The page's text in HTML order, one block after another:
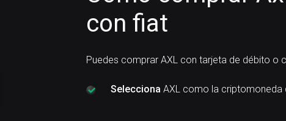
con fiat
Puedes comprar AXL con tarjeta de débito o
Selecciona AXL como la criptomoneda